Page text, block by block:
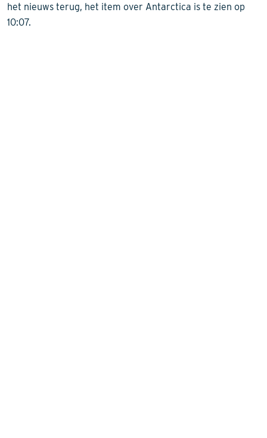
het nieuws terug, het item over Antarctica is te zien op
10:07.